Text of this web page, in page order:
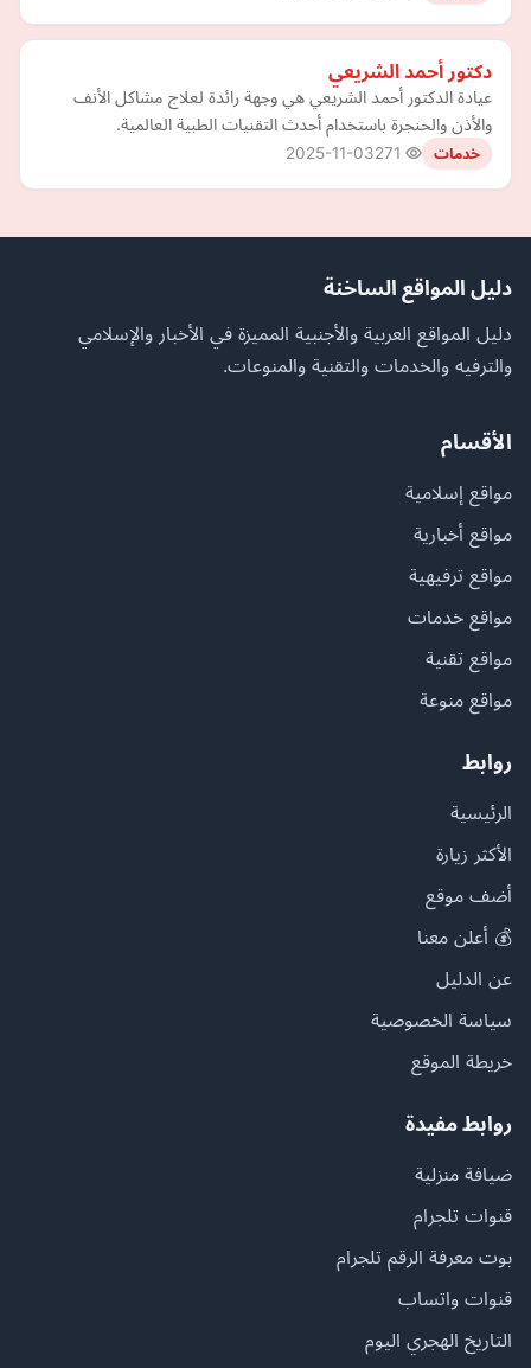
دكتور أحمد الشريعي
عيادة الدكتور أحمد الشريعي هي وجهة رائدة لعلاج مشاكل الأنف
والأذن والحنجرة باستخدام أحدث التقنيات الطبية العالمية.
خدمات 2025-11-03
دليل المواقع الساخنة
دليل المواقع العربية والأجنبية المميزة في الأخبار والإسلامي
والترفيه والخدمات والتقنية والمنوعات.
الأقسام
مواقع إسلامية
مواقع أخبارية
مواقع ترفيهية
مواقع خدمات
مواقع تقنية
مواقع منوعة
روابط
الرئيسية
الأكثر زيارة
أضف موقع
💰 أعلن معنا
عن الدليل
سياسة الخصوصية
خريطة الموقع
روابط مفيدة
ضيافة منزلية
قنوات تلجرام
بوت معرفة الرقم تلجرام
قنوات واتساب
التاريخ الهجري اليوم